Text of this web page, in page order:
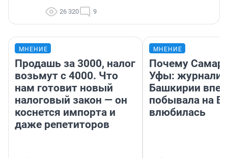
26 320 9
МНЕНИЕ
Продашь за 3000, налог
возьмут с 4000. Что
нам готовит новый
налоговый закон — он
коснется импорта и
даже репетиторов
МНЕНИЕ
Почему
Уфы:
Башкирии
побывала на
влюбилась